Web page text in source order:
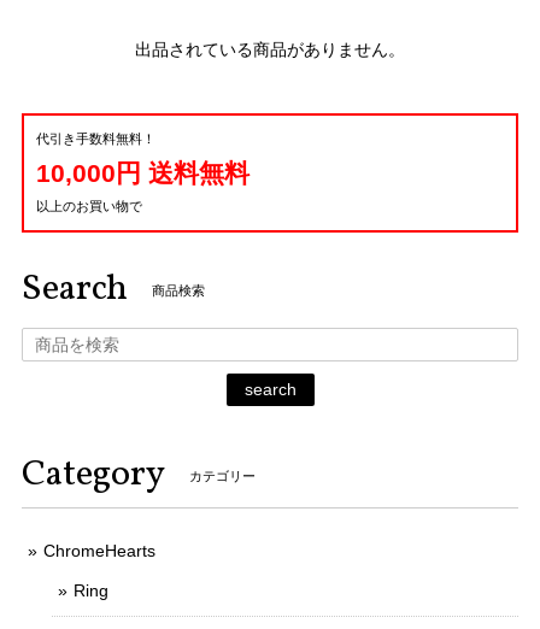
出品されている商品がありません。
代引き手数料無料！
10,000円 送料無料
以上のお買い物で
Search 商品検索
search
Category カテゴリー
ChromeHearts
Ring